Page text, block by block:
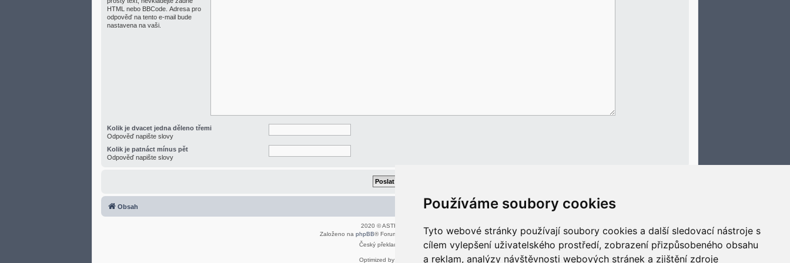
Používáme soubory cookies
Tyto webové stránky používají soubory cookies a další sledovací nástroje s
cílem vylepšení uživatelského prostředí, zobrazení přizpůsobeného obsahu
a reklam, analýzy návštěvnosti webových stránek a zjištění zdroje
HTML nebo BBCode. Adresa pro
odpověď na tento e-mail bude
nastavena na vaši.
Kolik je dvacet jedna děleno třemi
Odpověď napište slovy
Kolik je patnáct mínus pět
Odpověď napište slovy
Obsah Všechny časy jsou v
Smazat cookies
Kontaktujte mě/nás
2020 © ASTRA - CZ s.r.o.
Založeno na phpBB® Forum Software © phpBB Limited
Český překlad –
phpBB.cz
Optimized by: phpBB SEO